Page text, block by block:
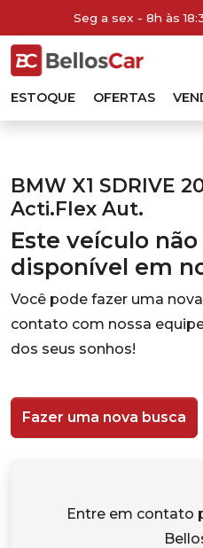
Seg a sex - 8h às
ESTOQUE OFERTAS
BMW X1 SDRIVE
Acti.Flex Aut.
Este veículo
disponível em
Você pode fazer uma
contato com nossa
dos seus sonhos!
Fazer uma nova busca
Entre em contato